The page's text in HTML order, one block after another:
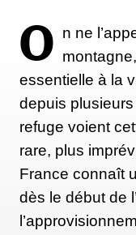
O n ne
essentielle à la
depuis
refuge voient
rare, plus
France connaît
dès le début de